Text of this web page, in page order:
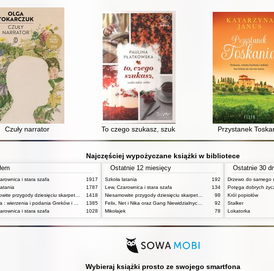
Czuły narrator To czego szukasz, szuka także ciebiePrzystanek
Najczęściej wypożyczane książki w bibliotece
i stara szafa
1917
1787
1418
1385
i stara szafa
1028
Ostatnie 12 miesięcy
Szkoła latania
192
Lew, Czarownica i stara szafa
134
98
92
Mikołajek
78
Ostatnie 30
Drzewo do samego
Potęga dobrych
Król popiołów
Stalker
Lokatorka
Wybieraj książki prosto ze swojego smartfona